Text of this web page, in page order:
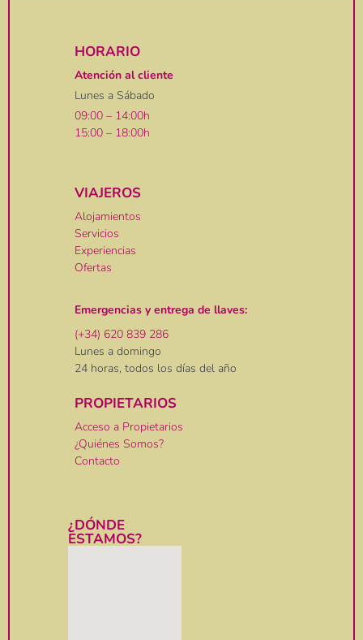
HORARIO
Atención al cliente
Lunes a Sábado
09:00 – 14:00h
15:00 – 18:00h
VIAJEROS
Alojamientos
Servicios
Experiencias
Ofertas
Emergencias y entrega de llaves:
(+34) 620 839 286
Lunes a domingo
24 horas, todos los días del año
PROPIETARIOS
Acceso a Propietarios
¿Quiénes Somos?
Contacto
¿DÓNDE
ESTAMOS?